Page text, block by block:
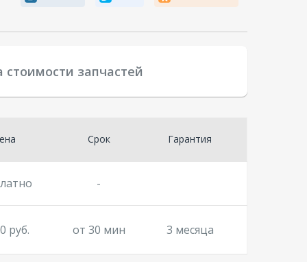
стоимости запчастей
Срок Гарантия
-
руб. от 30 мин 3 месяца